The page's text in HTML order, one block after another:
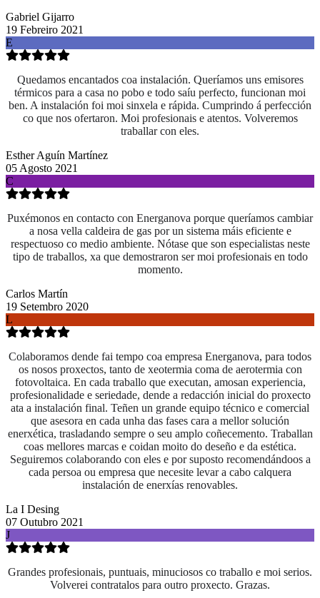
Gabriel Gijarro
19 Febreiro 2021
E
Quedamos encantados coa instalación. Queríamos uns emisores
térmicos para a casa no pobo e todo saíu perfecto, funcionan moi
ben. A instalación foi moi sinxela e rápida. Cumprindo á perfección
co que nos ofertaron. Moi profesionais e atentos. Volveremos
traballar con eles.
Esther Aguín Martínez
05 Agosto 2021
C
Puxémonos en contacto con Energanova porque queríamos cambiar
a nosa vella caldeira de gas por un sistema máis eficiente e
respectuoso co medio ambiente. Nótase que son especialistas neste
tipo de traballos, xa que demostraron ser moi profesionais en todo
momento.
Carlos Martín
19 Setembro 2020
L
Colaboramos dende fai tempo coa empresa Energanova, para todos
os nosos proxectos, tanto de xeotermia coma de aerotermia con
fotovoltaica. En cada traballo que executan, amosan experiencia,
profesionalidade e seriedade, dende a redacción inicial do proxecto
ata a instalación final. Teñen un grande equipo técnico e comercial
que asesora en cada unha das fases cara a mellor solución
enerxética, trasladando sempre o seu amplo coñecemento. Traballan
coas mellores marcas e coidan moito do deseño e da estética.
Seguiremos colaborando con eles e por suposto recomendándoos a
cada persoa ou empresa que necesite levar a cabo calquera
instalación de enerxías renovables.
La I Desing
07 Outubro 2021
J
Grandes profesionais, puntuais, minuciosos co traballo e moi serios.
Volverei contratalos para outro proxecto. Grazas.